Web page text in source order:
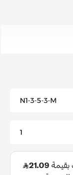
باستخدام
N1-3-5-3-M
1